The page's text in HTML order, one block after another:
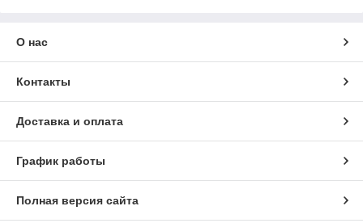
О нас
Контакты
Доставка и оплата
График работы
Полная версия сайта